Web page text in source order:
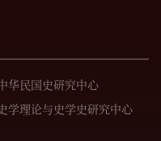
华民国史研究中心
学理论与史学史研究中心